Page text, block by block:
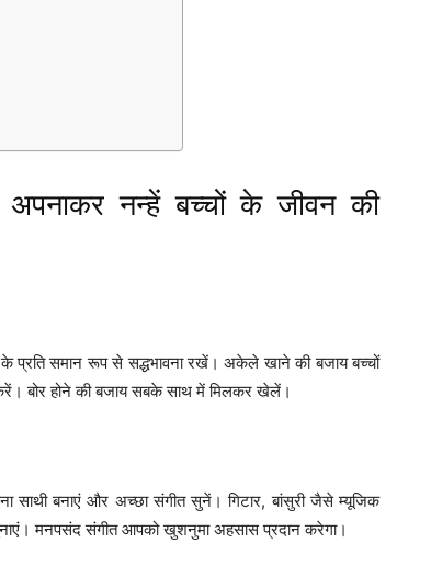
नन्हें बच्चों के जीवन की
के प्रति समान रूप से सद्धभावना रखें। अकेले खाने की बजाय बच्चों
बोर होने की बजाय सबके साथ में मिलकर खेलें।
बनाएं और अच्छा संगीत सुनें। गिटार, बांसुरी जैसे म्यूजिक
मनपसंद संगीत आपको खुशनुमा अहसास प्रदान करेगा।